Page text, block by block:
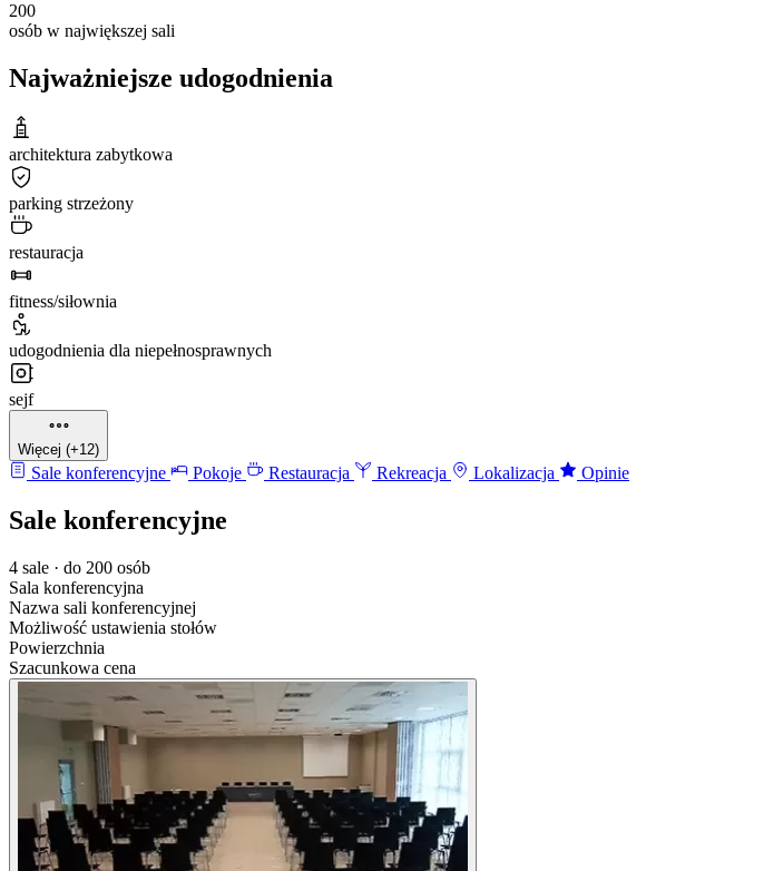
200
osób w największej sali
Najważniejsze udogodnienia
architektura zabytkowa
parking strzeżony
restauracja
fitness/siłownia
udogodnienia dla niepełnosprawnych
sejf
Więcej (+12)
Sale konferencyjne Pokoje Restauracja Rekreacja Lokalizacja Opinie
Sale konferencyjne
4 sale · do 200 osób
Sala konferencyjna
Nazwa sali konferencyjnej
Możliwość ustawienia stołów
Powierzchnia
Szacunkowa cena